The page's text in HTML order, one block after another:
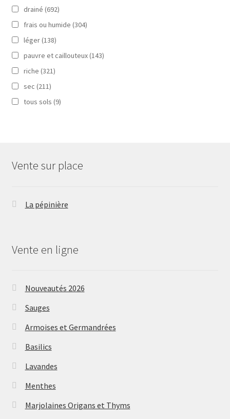
drainé (692)
frais ou humide (304)
léger (138)
pauvre et caillouteux (143)
riche (321)
sec (211)
tous sols (9)
Vente sur place
La pépinière
Vente en ligne
Nouveautés 2026
Sauges
Armoises et Germandrées
Basilics
Lavandes
Menthes
Marjolaines Origans et Thyms